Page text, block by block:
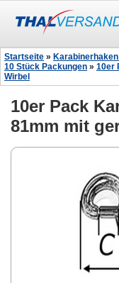
Startseite »
10 Stück Packungen » 10er
Wirbel
10er Pack
81mm mit